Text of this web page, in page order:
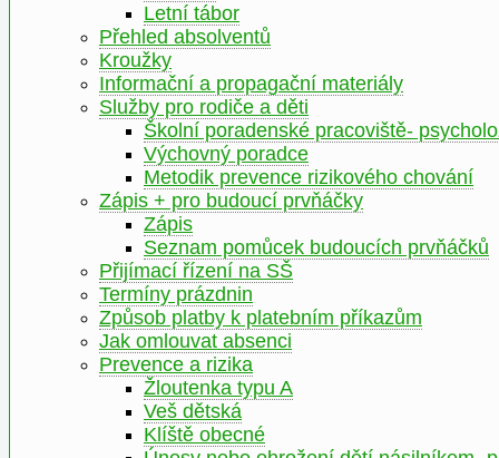
Letní tábor
Přehled absolventů
Kroužky
Informační a propagační materiály
Služby pro rodiče a děti
Školní poradenské pracoviště-
Výchovný poradce
Metodik prevence rizikového chování
Zápis + pro budoucí prvňáčky
Zápis
Seznam pomůcek budoucích prvňáčků
Přijímací řízení na SŠ
Termíny prázdnin
Způsob platby k platebním příkazům
Jak omlouvat absenci
Prevence a rizika
Žloutenka typu A
Veš dětská
Klíště obecné